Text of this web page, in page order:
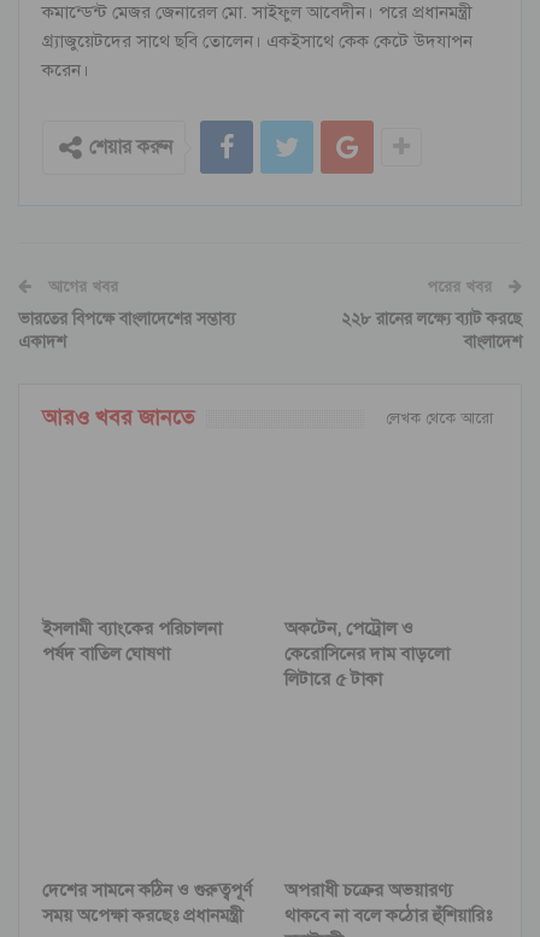
কমান্ডেন্ট মেজর জেনারেল মো. সাইফুল আবেদীন। পরে প্রধানমন্ত্রী
গ্র্যাজুয়েটদের সাথে ছবি তোলেন। একইসাথে কেক কেটে উদযাপন
করেন।
শেয়ার করুন
আগের খবর
ভারতের বিপক্ষে বাংলাদেশের সম্ভাব্য
একাদশ
পরের খবর
২২৮ রানের লক্ষ্যে ব্যাট করছে
বাংলাদেশ
আরও খবর জানতে লেখক থেকে আরো
ইসলামী ব্যাংকের পরিচালনা
পর্ষদ বাতিল ঘোষণা
অকটেন, পেট্রোল ও
কেরোসিনের দাম বাড়লো
লিটারে ৫ টাকা
দেশের সামনে কঠিন ও গুরুত্বপূর্ণ
সময় অপেক্ষা করছেঃ প্রধানমন্ত্রী
অপরাধী চক্রের অভয়ারণ্য
থাকবে না বলে কঠোর হুঁশিয়ারিঃ